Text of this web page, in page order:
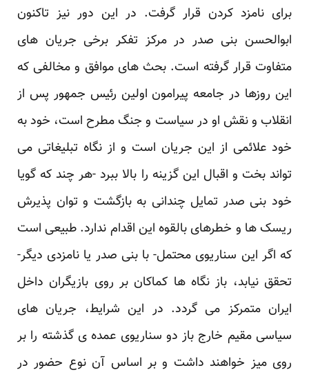
برای نامزد کردن قرار گرفت. در این دور نیز ‏تاکنون
ابوالحسن بنی صدر در مرکز تفکر برخی جریان های
متفاوت قرار گرفته است. بحث های موافق و ‏مخالفی که
این روزها در جامعه پیرامون اولین رئیس جمهور پس از
انقلاب و نقش او در سیاست و جنگ ‏مطرح است، خود به
خود علائمی از این جریان است و از نگاه تبلیغاتی می
تواند بخت و اقبال این گزینه را ‏بالا ببرد -هر چند که گویا
خود بنی صدر تمایل چندانی به بازگشت و توان پذیرش
ریسک ها و خطرهای بالقوه ‏این اقدام ندارد. طبیعی است
که اگر این سناریوی محتمل- با بنی صدر یا نامزدی دیگر-
تحقق نیابد، باز نگاه ‏ها کماکان بر روی بازیگران داخل
ایران متمرکز می گردد. در این شرایط، جریان های
سیاسی مقیم خارج ‏باز دو سناریوی عمده ی گذشته را بر
روی میز خواهند داشت و بر اساس آن نوع حضور در